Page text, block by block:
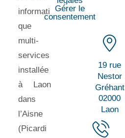
informati
que
multi-
services
installée
à Laon
dans
l’Aisne
(Picardi
Gérer le
consentement
19 rue
Nestor
Gréhant
02000
Laon